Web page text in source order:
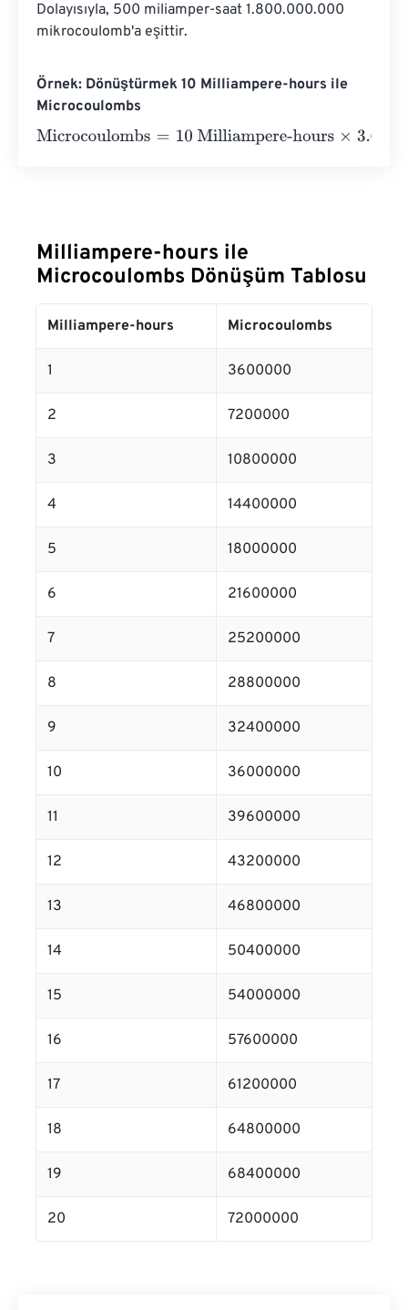
Dolayısıyla, 500 miliamper-saat 1.800.000.000
mikrocoulomb'a eşittir.
Örnek: Dönüştürmek 10 Milliampere-hours ile
Microcoulombs
Microcoulombs=10 Milliampere-hours×3.6e+6 =
Milliampere-hours ile
Microcoulombs Dönüşüm Tablosu
Milliampere-hours Microcoulombs
1 3600000
2 7200000
3 10800000
4 14400000
5 18000000
6 21600000
7 25200000
8 28800000
9 32400000
10 36000000
11 39600000
12 43200000
13 46800000
14 50400000
15 54000000
16 57600000
17 61200000
18 64800000
19 68400000
20 72000000